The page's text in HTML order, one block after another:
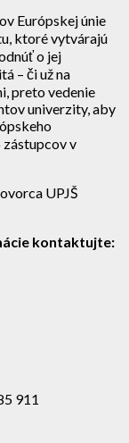
Európskej únie
ktoré vytvárajú
o jej
– či už na
preto vedenie
univerzity, aby
zástupcov v
UPJŠ
kontaktujte:
911